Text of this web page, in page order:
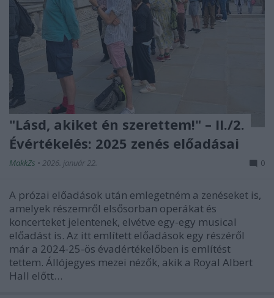
"Lásd, akiket én szerettem!" – II./2.
Évértékelés: 2025 zenés előadásai
MakkZs • 2026. január 22. 0
A prózai előadások után emlegetném a zenéseket is,
amelyek részemről elsősorban operákat és
koncerteket jelentenek, elvétve egy-egy musical
előadást is. Az itt említett előadások egy részéről
már a 2024-25-ös évadértékelőben is említést
tettem. Állójegyes mezei nézők, akik a Royal Albert
Hall előtt…